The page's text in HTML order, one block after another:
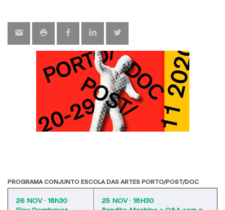
PROGRAMA CONJUNTO ESCOLA DAS ARTES PORTO/POST/DOC
26 NOV · 18h30
25 NOV · 18H30